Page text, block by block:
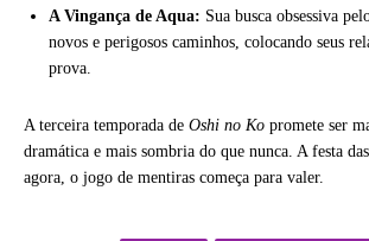
A Vingança de Aqua: Sua busca obsessiva
novos e perigosos caminhos, colocando seus
prova.
A terceira temporada de Oshi no Ko promete ser
dramática e mais sombria do que nunca. A festa
agora, o jogo de mentiras começa para valer.